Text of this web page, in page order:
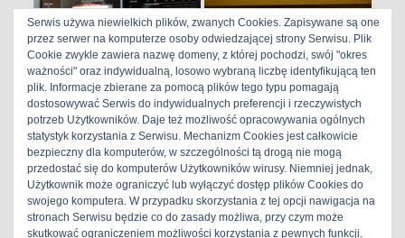
Serwis używa niewielkich plików, zwanych Cookies. Zapisywane są one
przez serwer na komputerze osoby odwiedzającej strony Serwisu. Plik
Cookie zwykle zawiera nazwę domeny, z której pochodzi, swój "okres
ważności" oraz indywidualną, losowo wybraną liczbę identyfikującą ten
plik. Informacje zbierane za pomocą plików tego typu pomagają
dostosowywać Serwis do indywidualnych preferencji i rzeczywistych
potrzeb Użytkowników. Daje też możliwość opracowywania ogólnych
statystyk korzystania z Serwisu. Mechanizm Cookies jest całkowicie
bezpieczny dla komputerów, w szczególności tą drogą nie mogą
przedostać się do komputerów Użytkowników wirusy. Niemniej jednak,
Użytkownik może ograniczyć lub wyłączyć dostęp plików Cookies do
swojego komputera. W przypadku skorzystania z tej opcji nawigacja na
stronach Serwisu będzie co do zasady możliwa, przy czym może
skutkować ograniczeniem możliwości korzystania z pewnych funkcji.